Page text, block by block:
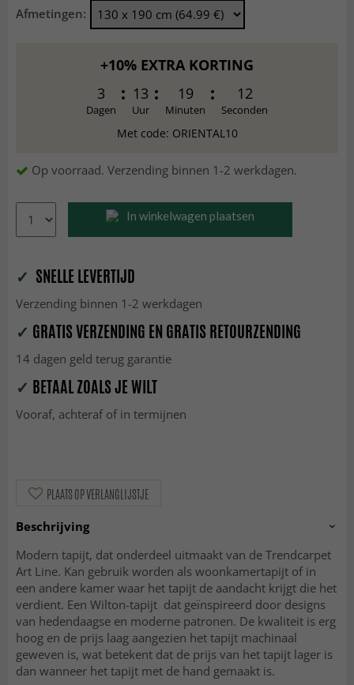
Afmetingen:
+10% EXTRA KORTING
3
Dagen
13
Uur
19
Minuten
10
Seconden
Met code: ORIENTAL10
Op voorraad. Verzending binnen 1-2 werkdagen.
In winkelwagen plaatsen
✓ SNELLE LEVERTIJD
Verzending binnen 1-2 werkdagen
✓ GRATIS VERZENDING EN GRATIS RETOURZENDING
14 dagen geld terug garantie
✓ BETAAL ZOALS JE WILT
Vooraf, achteraf of in termijnen
PLAATS OP VERLANGLIJSTJE
Beschrijving
Modern tapijt, dat onderdeel uitmaakt van de Trendcarpet
Art Line. Kan gebruik worden als woonkamertapijt of in
een andere kamer waar het tapijt de aandacht krijgt die het
verdient. Een Wilton-tapijt dat geïnspireerd door designs
van hedendaagse en moderne patronen. De kwaliteit is erg
hoog en de prijs laag aangezien het tapijt machinaal
geweven is, wat betekent dat de prijs van het tapijt lager is
dan wanneer het tapijt met de hand gemaakt is.